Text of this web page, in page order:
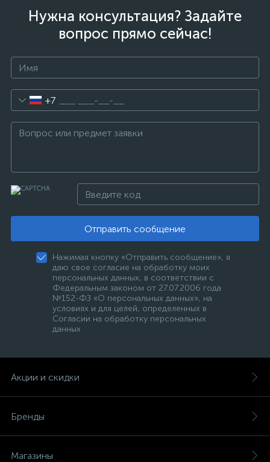
Нужна консультация? Задайте
вопрос прямо сейчас!
+7
Отправить сообщение
Нажимая кнопку «Отправить сообщение», я
даю свое согласие на обработку моих
персональных данных, в соответствии с
Федеральным законом от 27.07.2006 года
№152-ФЗ «О персональных данных», на
условиях и для целей, определенных в
Согласии на обработку персональных
данных
Акции и скидки
Бренды
Магазины